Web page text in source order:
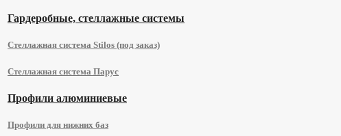
Гардеробные, стеллажные системы
Стеллажная система Stilos (под заказ)
Стеллажная система Парус
Профили алюминиевые
Профили для нижних баз